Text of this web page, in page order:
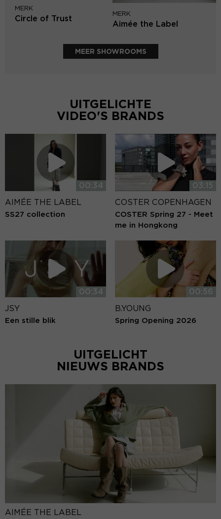
MERK
Circle of Trust
MERK
Aimée the Label
MEER SHOWROOMS
UITGELICHTE
VIDEO'S BRANDS
00:34
AIMÉE THE LABEL
SS27 collection
03:15
COSTER COPENHAGEN
COSTER Spring 27 - Meet
me in Hongkong
00:34
JSY
Een stille blik
00:56
B.YOUNG
Spring Opening 2026
UITGELICHT
NIEUWS BRANDS
AIMÉE THE LABEL